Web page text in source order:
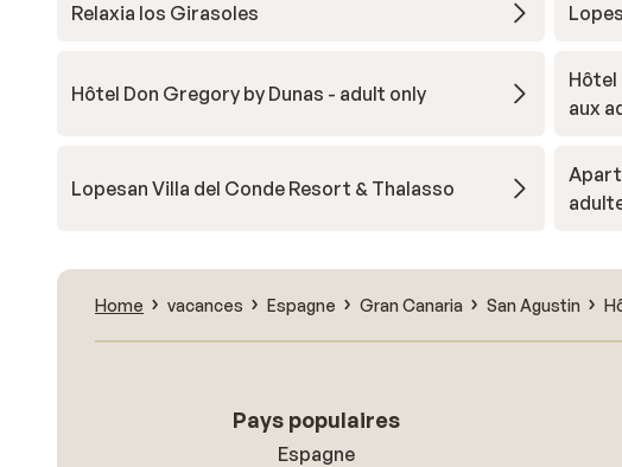
Relaxia los Girasoles
Hôtel Don Gregory by Dunas - adult only
Hôtel
aux
Lopesan Villa del Conde Resort & Thalasso
Home vacances Espagne Gran Canaria San Agustin
Pays populaires
Espagne